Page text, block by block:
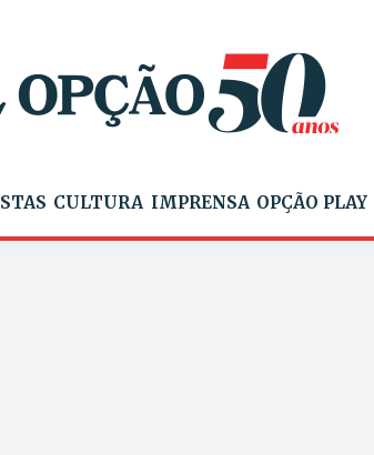
CULTURA IMPRENSA OPÇÃO PLAY